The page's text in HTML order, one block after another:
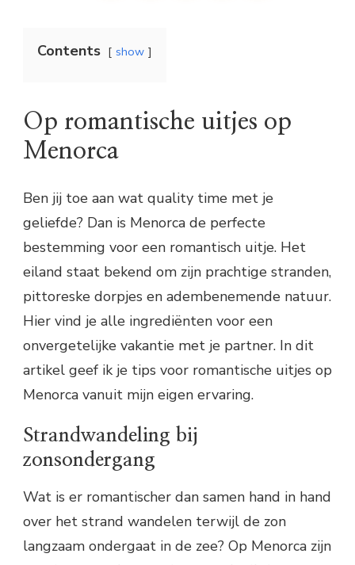
Contents show
Op romantische uitjes op
Menorca
Ben jij toe aan wat quality time met je
geliefde? Dan is Menorca de perfecte
bestemming voor een romantisch uitje. Het
eiland staat bekend om zijn prachtige stranden,
pittoreske dorpjes en adembenemende natuur.
Hier vind je alle ingrediënten voor een
onvergetelijke vakantie met je partner. In dit
artikel geef ik je tips voor romantische uitjes op
Menorca vanuit mijn eigen ervaring.
Strandwandeling bij
zonsondergang
Wat is er romantischer dan samen hand in hand
over het strand wandelen terwijl de zon
langzaam ondergaat in de zee? Op Menorca zijn